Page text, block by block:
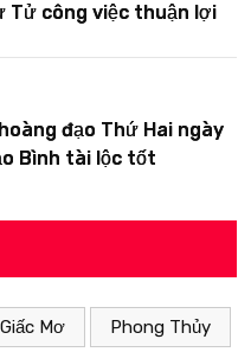
Tử công việc thuận lợi
đạo Thứ Hai ngày
Bình tài lộc tốt
Mơ Phong Thủy